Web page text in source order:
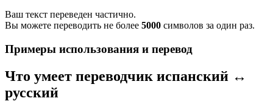
Ваш текст переведен частично.
Вы можете переводить не более 5000 символов за один раз.
Примеры использования и перевод
Что умеет переводчик испанский ↔
русский